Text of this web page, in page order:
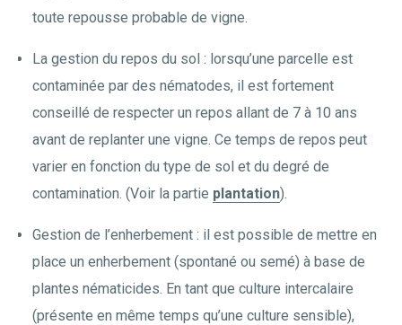
toute repousse probable de vigne.
La gestion du repos du sol : lorsqu’une parcelle est
contaminée par des nématodes, il est fortement
conseillé de respecter un repos allant de 7 à 10 ans
avant de replanter une vigne. Ce temps de repos peut
varier en fonction du type de sol et du degré de
contamination. (Voir la partie plantation).
Gestion de l’enherbement : il est possible de mettre en
place un enherbement (spontané ou semé) à base de
plantes nématicides. En tant que culture intercalaire
(présente en même temps qu’une culture sensible),